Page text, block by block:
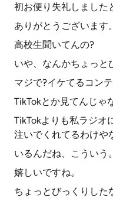
初お便り失礼しました
ありがとうございます。
高校生聞いてんの?
いや、なんかちょっと
マジで?イケてるコンテ
TikTokとか見てんじゃ
TikTokよりも私ラジオ
注いでくれてるわけや
いるんだね、こういう。
嬉しいですね。
ちょっとびっくりした